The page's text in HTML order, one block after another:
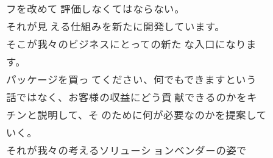
フを改めて 評価しなくてはならない。
それが見 える仕組みを新たに開発しています。
そこが我々のビジネスにとっての新た な入口になりま
す。
パッケージを買っ てください、何でもできますという
話ではなく、お客様の収益にどう貢 献できるのかをキ
チンと説明して、そ のために何が必要なのかを提案して
いく。
それが我々の考えるソリューシ ョンベンダーの姿で